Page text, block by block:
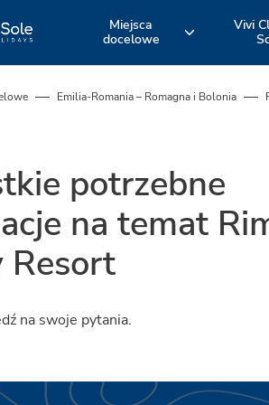
Miejsca
docelowe
chcesz
Vivi
Odkryj
Emilia-Romania – Romagna i Bolonia
potrzebne
na temat
Resort
na swoje pytania.